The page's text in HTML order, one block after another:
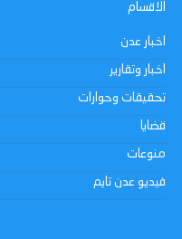
الاقسام
اخبار عدن
اخبار وتقارير
تحقيقات وحوارات
قضايا
منوعات
فيديو عدن تايم